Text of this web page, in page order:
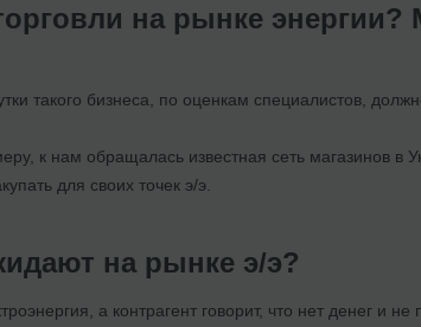
на рынке
такого бизнеса, по оценкам специалистов,
к нам обращалась известная сеть магазинов в
для своих точек э/э.
на рынке э/э?
а контрагент говорит, что нет денег и